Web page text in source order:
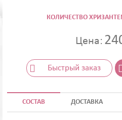
КОЛИЧЕСТВО
Цена:
Быстрый заказ
СОСТАВ ДОСТАВКА